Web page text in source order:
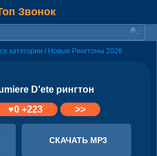
Звонок
категории / Новые Рингтоны 2026
D'ete рингтон
♥0+223 >>
СКАЧАТЬ MP3